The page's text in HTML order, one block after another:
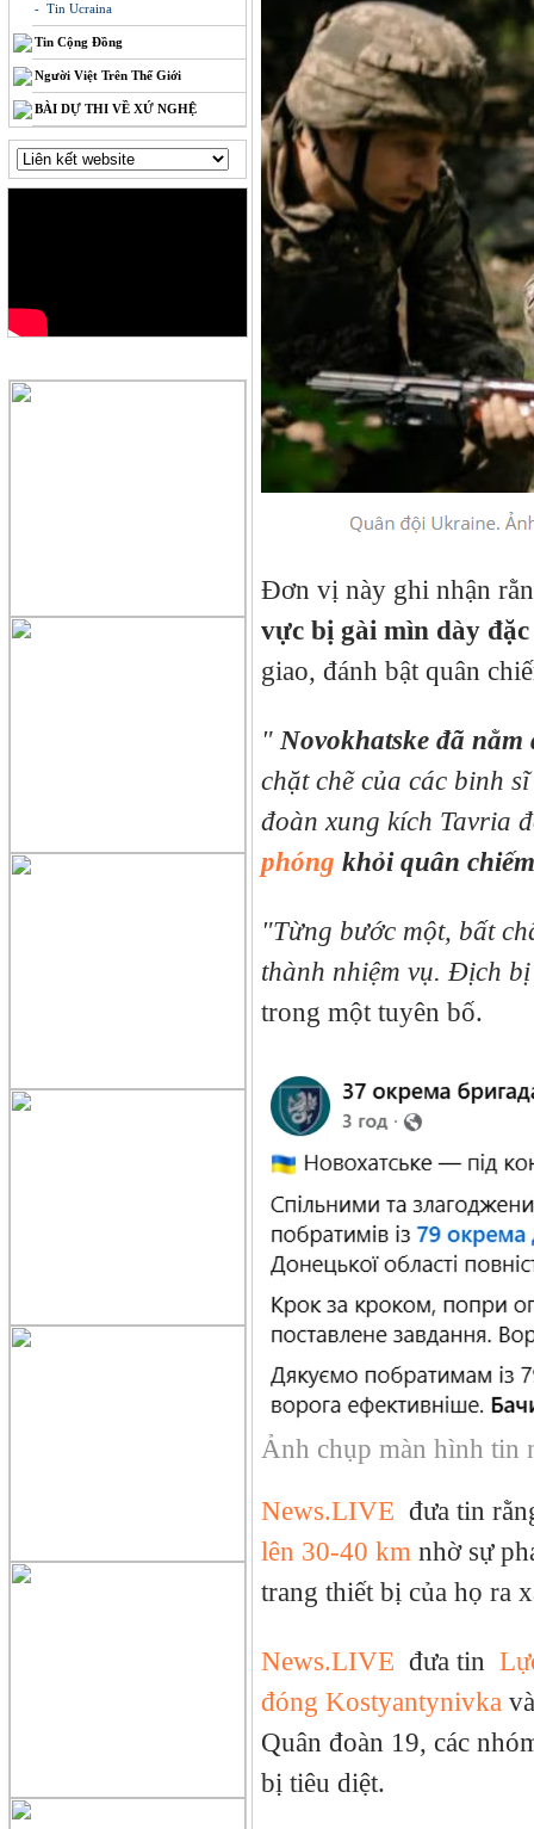
- Tin Ucraina
Tin Cộng Đồng
Người Việt Trên Thế Giới
BÀI DỰ THI VỀ XỨ NGHỆ
Đơn vị này ghi nhận
vực bị gài mìn dày đặc
giao, đánh bật quân
"Novokhatske đã
chặt chẽ của các binh
đoàn xung kích Tavria
phóng khỏi quân
"Từng bước một, bất
thành nhiệm vụ. Địch
trong một tuyên bố.
Ảnh chụp màn hình tin
News.LIVE đưa tin
lên 30-40 km nhờ sự
trang thiết bị của họ ra
News.LIVE đưa tin
đóng Kostyantynivka
Quân đoàn 19, các
bị tiêu diệt.